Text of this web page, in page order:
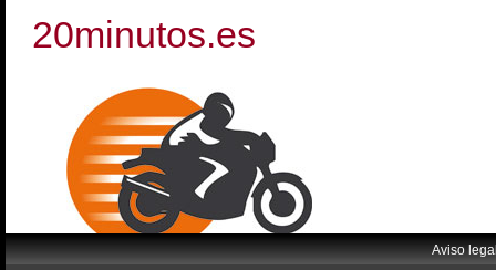
20minutos.es
Aviso